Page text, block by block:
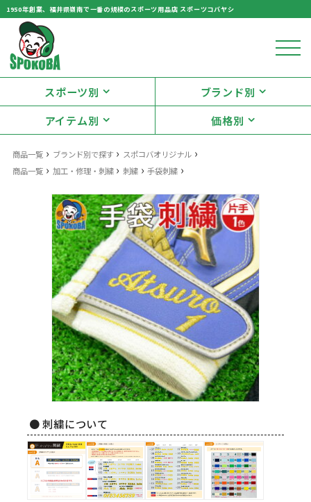
1950年創業、福井県嶺南で一番の規模のスポーツ用品店 スポーツコバヤシ
スポーツ別
ブランド別
アイテム別
価格別
商品一覧 › ブランド別で探す› スポコバオリジナル›
商品一覧 › 加工・修理・刺繍› 刺繍›手袋刺繍 ›
● 刺繍について